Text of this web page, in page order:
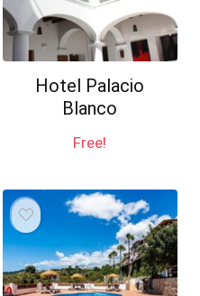
Hotel Palacio
Blanco
Free!